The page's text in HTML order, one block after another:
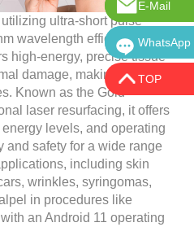
ultra-short pulse
wavelength efficiently
high-energy, precise tissue
damage, making it ideal
Known as the Gold
laser resurfacing, it offers
levels, and operating
and safety for a wide range
including skin
wrinkles, syringomas,
in procedures like
an Android 11 operating
E-Mail
Correo
WhatsApp
TOP